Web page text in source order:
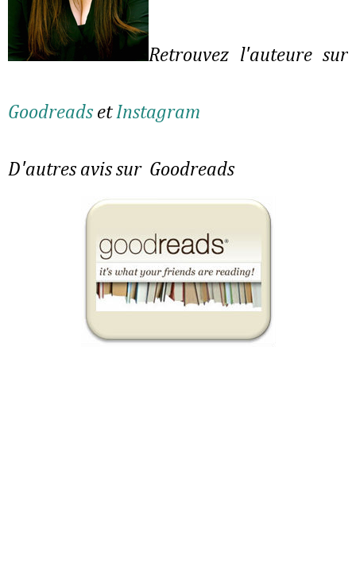
Retrouvez l'auteure sur
Goodreads etInstagram
D'autres avis sur Goodreads